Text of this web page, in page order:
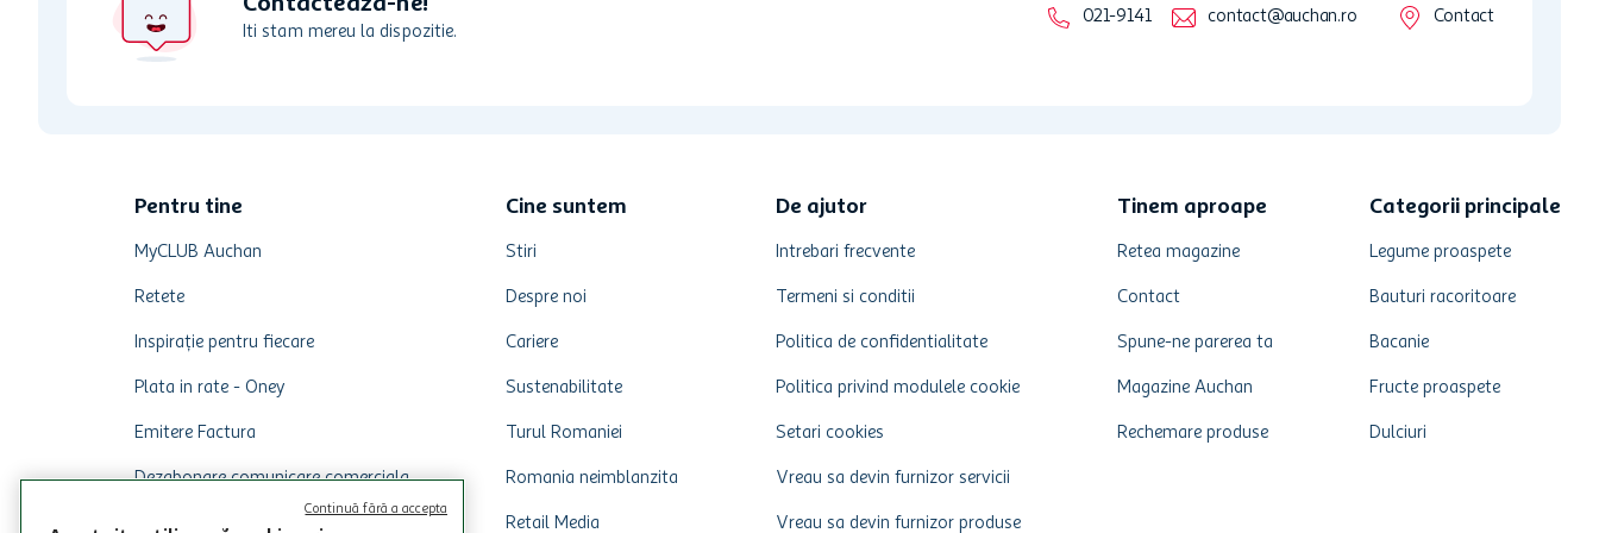
Oferta Auchan include unt fara lactoza, obtinut din lapte de vaca pasteurizat si smantana
Iti stam mereu la dispozitie.
021-9141 contact@auchan.ro Contact
Pentru tine
MyCLUB Auchan
Retete
Inspirație pentru fiecare
Plata in rate - Oney
Emitere Factura
Dezabonare comunicare comerciala
Cine suntem
Stiri
Despre noi
Cariere
Sustenabilitate
Turul Romaniei
Romania neimblanzita
Retail Media
De ajutor
Intrebari frecvente
Termeni si conditii
Politica de confidentialitate
Politica privind modulele cookie
Setari cookies
Vreau sa devin furnizor servicii
Vreau sa devin furnizor produse
Tinem aproape
Retea magazine
Contact
Spune-ne parerea ta
Magazine Auchan
Rechemare produse
Categorii principale
Legume proaspete
Bauturi racoritoare
Bacanie
Fructe proaspete
Dulciuri
Continuă fără a accepta